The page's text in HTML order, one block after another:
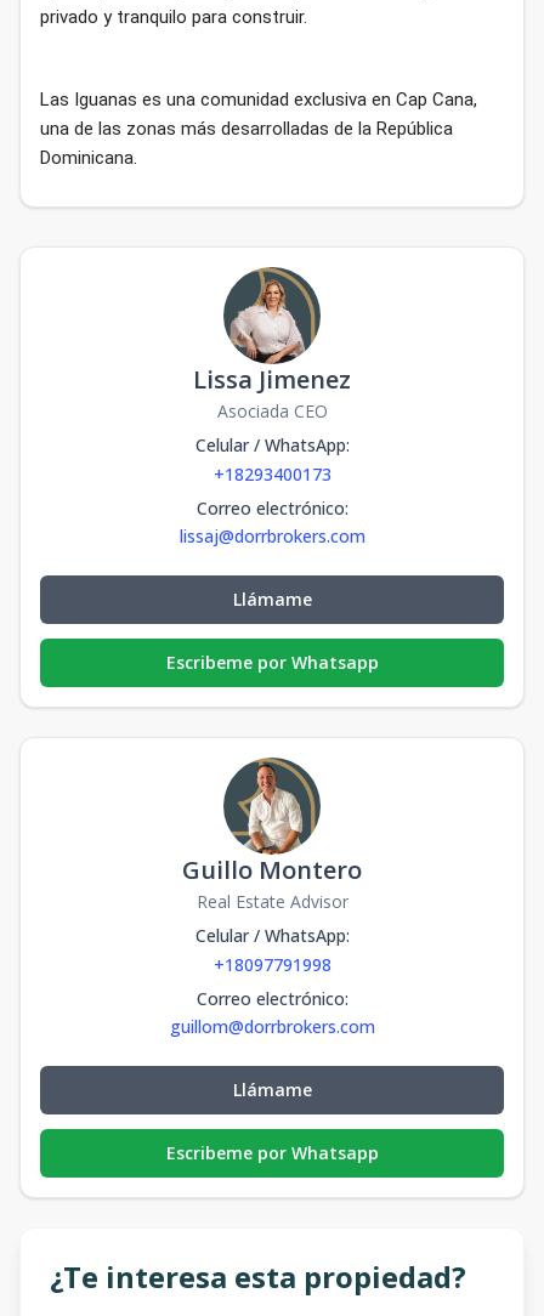
privado y tranquilo para construir.
Las Iguanas es una comunidad exclusiva en Cap Cana,
una de las zonas más desarrolladas de la República
Dominicana.
Lissa Jimenez
Asociada CEO
Celular / WhatsApp:
+18293400173
Correo electrónico:
lissaj@dorrbrokers.com
Llámame
Escribeme por Whatsapp
Guillo Montero
Real Estate Advisor
Celular / WhatsApp:
+18097791998
Correo electrónico:
guillom@dorrbrokers.com
Llámame
Escribeme por Whatsapp
¿Te interesa esta propiedad?